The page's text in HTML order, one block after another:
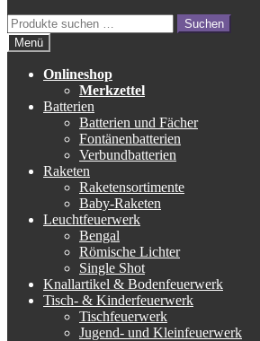
Suche
nach:
Suchen
Menü
Onlineshop
Merkzettel
Batterien
Batterien und Fächer
Fontänenbatterien
Verbundbatterien
Raketen
Raketensortimente
Baby-Raketen
Leuchtfeuerwerk
Bengal
Römische Lichter
Single Shot
Knallartikel & Bodenfeuerwerk
Tisch- & Kinderfeuerwerk
Tischfeuerwerk
Jugend- und Kleinfeuerwerk